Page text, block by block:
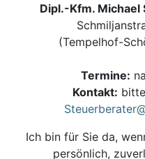
Dipl.-Kfm. Michael
(Tempelhof-
Termine:
Kontakt:
Ich bin für Sie da,
persönlich,